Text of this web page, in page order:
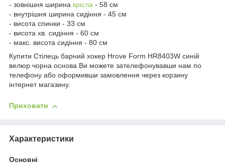
- зовнішня ширина крісла - 58 см
- внутрішня ширина сидіння - 45 см
- висота спинки - 33 см
- висота хв. сидіння - 60 см
- макс. висота сидіння - 80 см
Купити Стілець барний хокер Hrove Form HR8403W синій
велюр чорна основа Ви можете зателефонувавши нам по
телефону або оформивши замовлення через корзину
інтернет магазину.
Приховати
Характеристики
Основні